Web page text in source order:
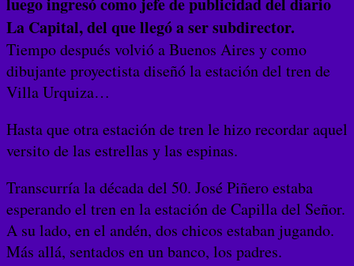
La Capital, del que llegó a ser subdirector.
Tiempo después volvió a Buenos Aires y como
dibujante proyectista diseñó la estación del tren de
Villa Urquiza…
Hasta que otra estación de tren le hizo recordar aquel
versito de las estrellas y las espinas.
Transcurría la década del 50. José Piñero estaba
esperando el tren en la estación de Capilla del Señor.
A su lado, en el andén, dos chicos estaban jugando.
Más allá, sentados en un banco, los padres.